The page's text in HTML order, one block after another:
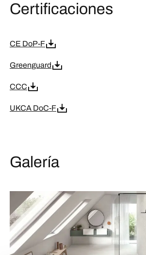
Certificaciones
CE DoP-F
Greenguard
CCC
UKCA DoC-F
Galería